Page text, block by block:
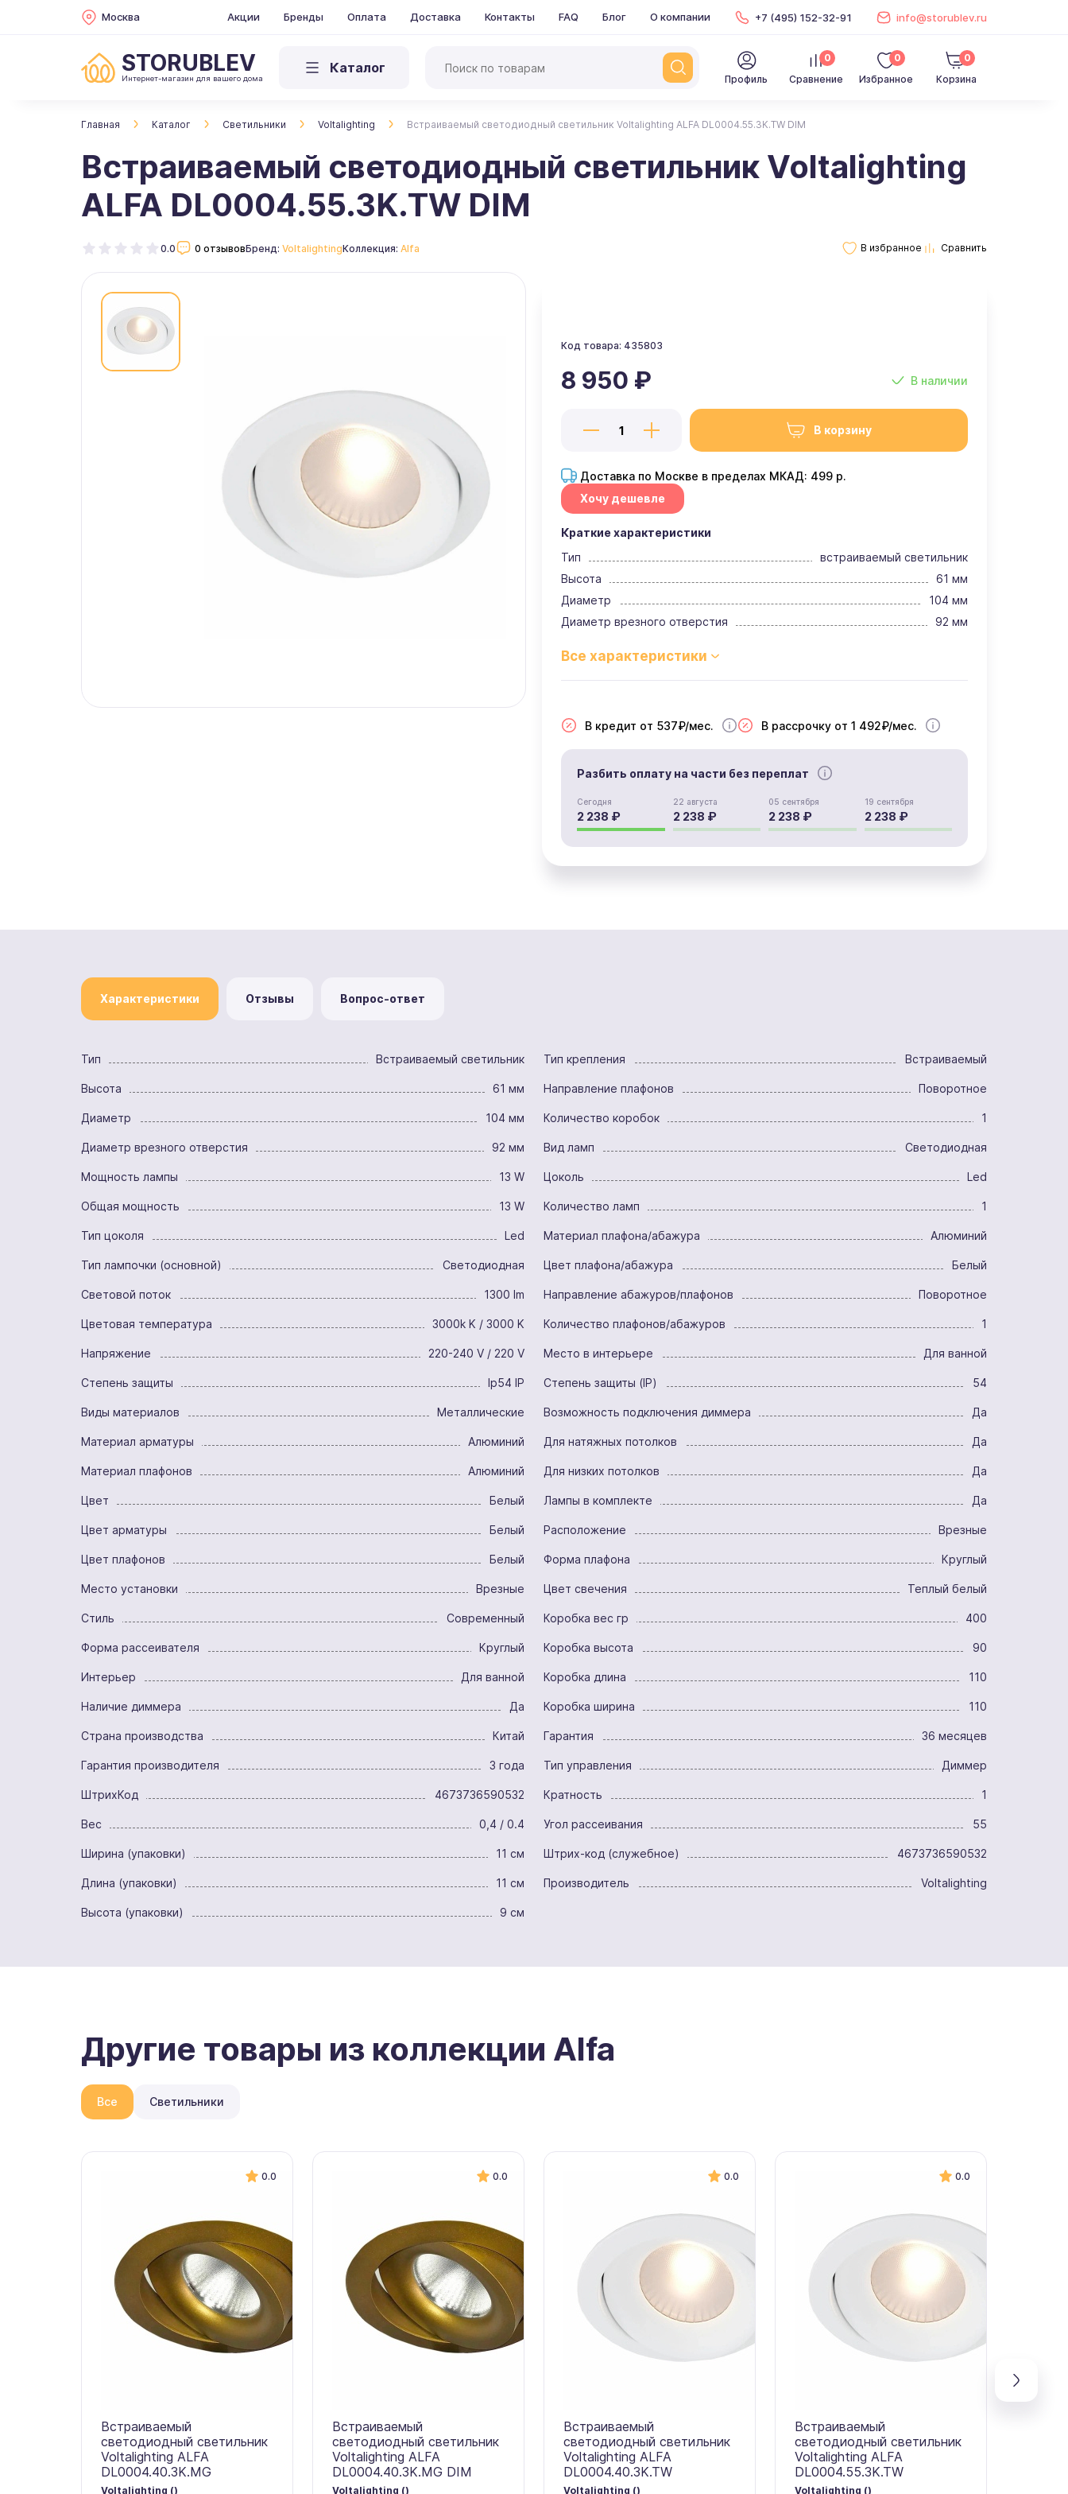
Москва Акции Бренды Оплата Доставка Контакты FAQ Блог О компании +7 (495) 152-32-91 info@storublev.ru
STORUBLEV
Интернет-магазин для вашего дома
Каталог
Профиль Сравнение
0
Избранное
0
Корзина
0
Главная Каталог Светильники Voltalighting Встраиваемый светодиодный светильник Voltalighting ALFA DL0004.55.3K.TW DIM
Встраиваемый светодиодный светильник Voltalighting
ALFA DL0004.55.3K.TW DIM
0.0 0 отзывовБренд: VoltalightingКоллекция: Alfa
Код товара: 435803
В наличии
8 950 ₽
В корзину
Доставка по Москве в пределах МКАД: 499 р.
Хочу дешевле
Краткие характеристики
Тип
встраиваемый светильник
Высота
61 мм
Диаметр
104 мм
Диаметр врезного отверстия
92 мм
В кредит от 537₽/мес. В рассрочку от 1 492₽/мес.
Разбить оплату на части без переплат
Сегодня
2 238 ₽
22 августа
2 238 ₽
05 сентября
2 238 ₽
19 сентября
2 238 ₽
Характеристики Отзывы Вопрос-ответ
Тип Встраиваемый светильник
Высота 61 мм
Диаметр 104 мм
Диаметр врезного отверстия 92 мм
Мощность лампы 13 W
Общая мощность 13 W
Тип цоколя Led
Тип лампочки (основной) Светодиодная
Световой поток 1300 lm
Цветовая температура 3000k K / 3000 K
Напряжение 220-240 V / 220 V
Степень защиты Ip54 IP
Виды материалов Металлические
Материал арматуры Алюминий
Материал плафонов Алюминий
Цвет Белый
Цвет арматуры Белый
Цвет плафонов Белый
Место установки Врезные
Стиль Современный
Форма рассеивателя Круглый
Интерьер Для ванной
Наличие диммера Да
Страна производства Китай
Гарантия производителя 3 года
ШтрихКод 4673736590532
Вес 0,4 / 0.4
Ширина (упаковки) 11 см
Длина (упаковки) 11 см
Высота (упаковки) 9 см
Тип крепления Встраиваемый
Направление плафонов Поворотное
Количество коробок 1
Вид ламп Светодиодная
Цоколь Led
Количество ламп 1
Материал плафона/абажура Алюминий
Цвет плафона/абажура Белый
Направление абажуров/плафонов Поворотное
Количество плафонов/абажуров 1
Место в интерьере Для ванной
Степень защиты (IP) 54
Возможность подключения диммера Да
Для натяжных потолков Да
Для низких потолков Да
Лампы в комплекте Да
Расположение Врезные
Форма плафона Круглый
Цвет свечения Теплый белый
Коробка вес гр 400
Коробка высота 90
Коробка длина 110
Коробка ширина 110
Гарантия 36 месяцев
Тип управления Диммер
Кратность 1
Угол рассеивания 55
Штрих-код (служебное) 4673736590532
Производитель Voltalighting
Другие товары из коллекции Alfa
Все Светильники
0.0
Встраиваемый
светодиодный светильник
Voltalighting ALFA
DL0004.40.3K.MG
Voltalighting ()
0.0
Встраиваемый
светодиодный светильник
Voltalighting ALFA
DL0004.40.3K.MG DIM
Voltalighting ()
0.0
Встраиваемый
светодиодный светильник
Voltalighting ALFA
DL0004.40.3K.TW
Voltalighting ()
0.0
Встраиваемый
светодиодный светильник
Voltalighting ALFA
DL0004.55.3K.TW
Voltalighting ()